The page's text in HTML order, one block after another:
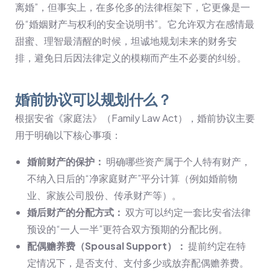
离婚”，但事实上，在多伦多的法律框架下，它更像是一
份“婚姻财产与权利的安全说明书”。它允许双方在感情最
甜蜜、理智最清醒的时候，坦诚地规划未来的财务安
排，避免日后因法律定义的模糊而产生不必要的纠纷。
婚前协议可以规划什么？
根据安省《家庭法》（Family Law Act），婚前协议主要
用于明确以下核心事项：
婚前财产的保护： 明确哪些资产属于个人特有财产，
不纳入日后的“净家庭财产”平分计算（例如婚前物
业、家族公司股份、传承财产等）。
婚后财产的分配方式： 双方可以约定一套比安省法律
预设的“一人一半”更符合双方预期的分配比例。
配偶赡养费（Spousal Support）： 提前约定在特
定情况下，是否支付、支付多少或放弃配偶赡养费。